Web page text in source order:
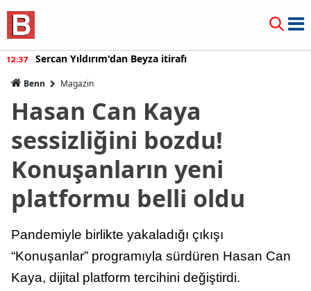
12:37 Sercan Yıldırım'dan Beyza itirafı
Benn Magazin
Hasan Can Kaya
sessizliğini bozdu!
Konuşanların yeni
platformu belli oldu
Pandemiyle birlikte yakaladığı çıkışı
“Konuşanlar” programıyla sürdüren Hasan Can
Kaya, dijital platform tercihini değiştirdi.